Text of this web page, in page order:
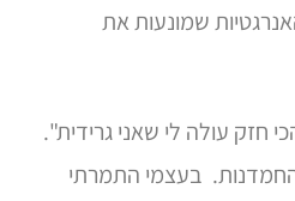
שמונעות את
חזק עולה לי שאני גרידית".
בעצמי התמרתי